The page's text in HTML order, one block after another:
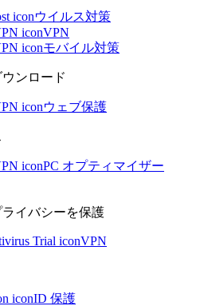
ウイルス対策
VPN
モバイル対策
ンロード
ウェブ保護
PC オプティマイザー
イバシーを保護
VPN
ID 保護